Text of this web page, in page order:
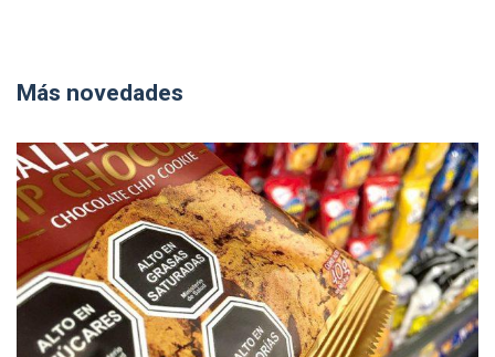
Más novedades